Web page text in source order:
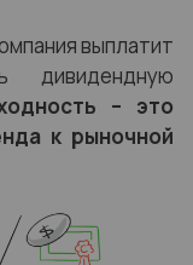
выплатит
дивидендную
– это
к рыночной